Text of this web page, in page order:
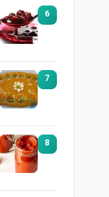
6
7
8